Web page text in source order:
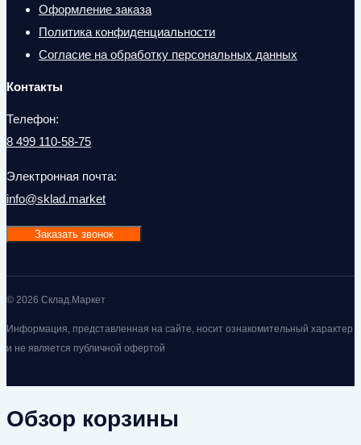
Оформление заказа
Политика конфиденциальности
Согласие на обработку персональных данных
Контакты
Телефон:
8 499 110-58-75
Электронная почта:
info@sklad.market
Заказать звонок
© 2026 Склад.Маркет
Информация, представленная на сайте, носит ознакомительный характер
и не является публичной офертой
Обзор корзины